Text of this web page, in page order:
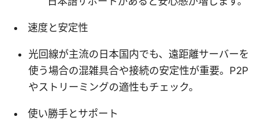
速度と安定性
光回線が主流の日本国内でも、遠距離サーバーを
使う場合の混雑具合や接続の安定性が重要。P2P
やストリーミングの適性もチェック。
使い勝手とサポート